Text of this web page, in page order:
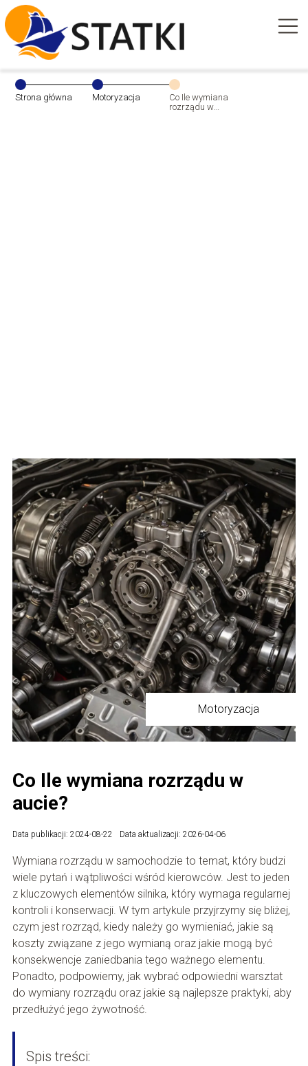
Strona główna Motoryzacja
Co Ile wymiana
rozrządu w
Motoryzacja
Co Ile wymiana rozrządu w
aucie?
Data publikacji: 2024-08-22 Data aktualizacji: 2026-04-06
Wymiana rozrządu w samochodzie to temat, który budzi
wiele pytań i wątpliwości wśród kierowców. Jest to jeden
z kluczowych elementów silnika, który wymaga regularnej
kontroli i konserwacji. W tym artykule przyjrzymy się bliżej,
czym jest rozrząd, kiedy należy go wymieniać, jakie są
koszty związane z jego wymianą oraz jakie mogą być
konsekwencje zaniedbania tego ważnego elementu.
Ponadto, podpowiemy, jak wybrać odpowiedni warsztat
do wymiany rozrządu oraz jakie są najlepsze praktyki, aby
przedłużyć jego żywotność.
Spis treści: